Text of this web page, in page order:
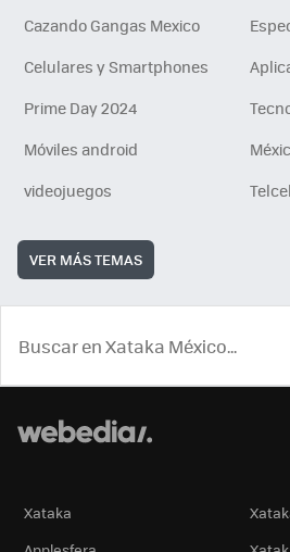
Cazando Gangas Mexico
Celulares y Smartphones
Prime Day 2024
Móviles android
videojuegos
Telcel
VER MÁS TEMAS
Xataka